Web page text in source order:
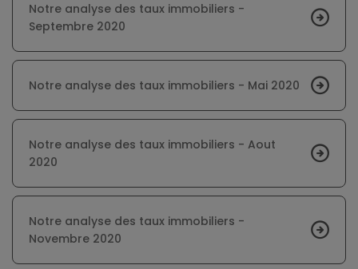
Notre analyse des taux immobiliers -
Septembre 2020
Notre analyse des taux immobiliers - Mai 2020
Notre analyse des taux immobiliers - Aout
2020
Notre analyse des taux immobiliers -
Novembre 2020